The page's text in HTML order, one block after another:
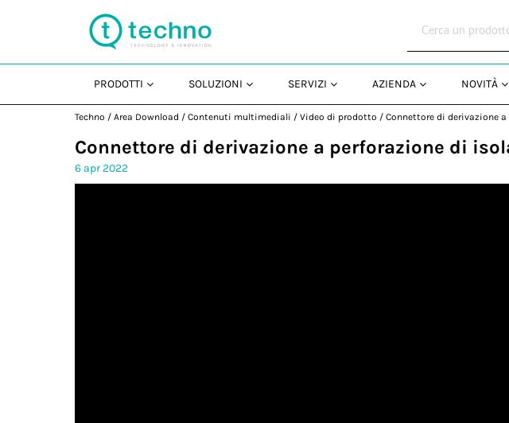
PRODOTTI SOLUZIONI SERVIZI AZIENDA NOVITÀ
Techno / Area Download / Contenuti multimediali / Video di prodotto / Connettore di derivazione
Connettore di derivazione a perforazione di
6 apr 2022